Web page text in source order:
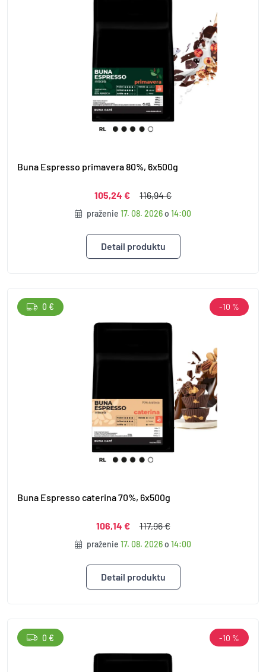
Buna Espresso primavera 80%, 6x500g
105,24 € 116,94 €
praženie 17. 08. 2026o 14:00
Detail produktu
Buna Espresso caterina 70%, 6x500g
106,14 € 117,96 €
praženie 17. 08. 2026o 14:00
Detail produktu
0 € -10 %
0 € -10 %